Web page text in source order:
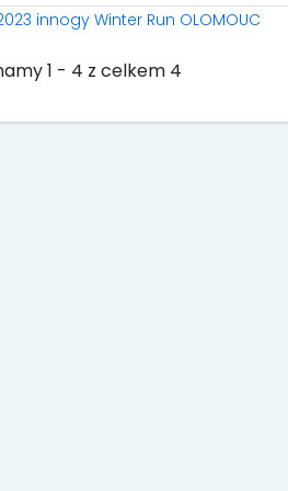
innogy Winter Run OLOMOUC
1 - 4 z celkem 4